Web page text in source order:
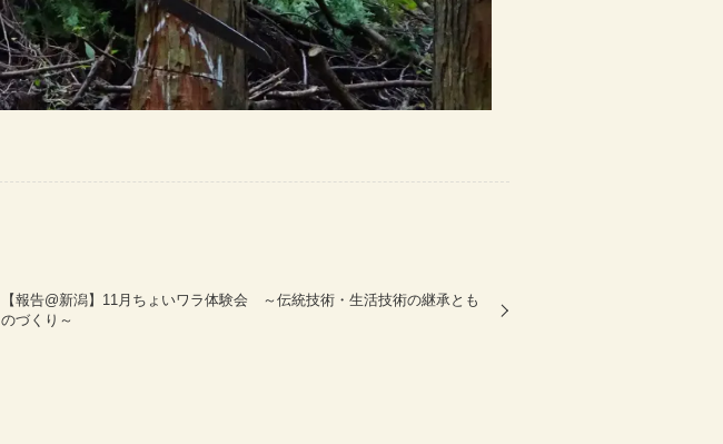
【報告@新潟】11月ちょいワラ体験会 ～伝統技術・生活技術の継承とも
のづくり～